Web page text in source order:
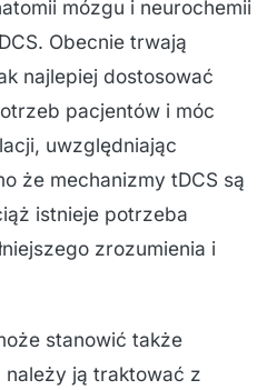
mózgu i neurochemii
Obecnie trwają
najlepiej dostosować
pacjentów i móc
uwzględniając
że mechanizmy tDCS są
istnieje potrzeba
zrozumienia i
stanowić także
należy ją traktować z